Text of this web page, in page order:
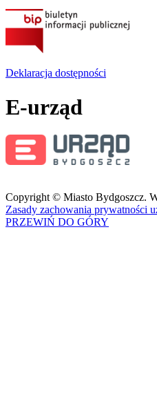
Deklaracja dostępności
E-urząd
Copyright © Miasto Bydgoszcz.
Zasady zachowania prywatności
PRZEWIŃ DO GÓRY